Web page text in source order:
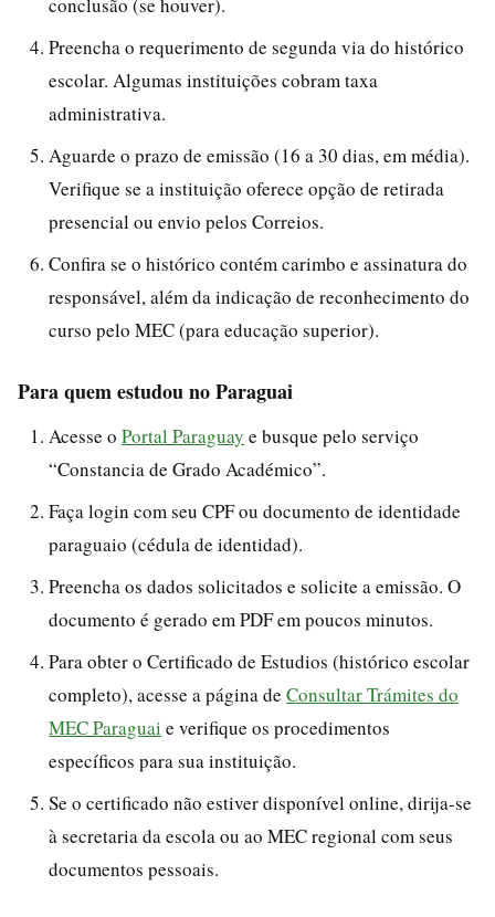
Preencha o requerimento de segunda via do histórico
escolar. Algumas instituições cobram taxa
administrativa.
Aguarde o prazo de emissão (16 a 30 dias, em média).
Verifique se a instituição oferece opção de retirada
presencial ou envio pelos Correios.
Confira se o histórico contém carimbo e assinatura do
responsável, além da indicação de reconhecimento do
curso pelo MEC (para educação superior).
Para quem estudou no Paraguai
Acesse o Portal Paraguay e busque pelo serviço
“Constancia de Grado Académico”.
Faça login com seu CPF ou documento de identidade
paraguaio (cédula de identidad).
Preencha os dados solicitados e solicite a emissão. O
documento é gerado em PDF em poucos minutos.
Para obter o Certificado de Estudios (histórico escolar
completo), acesse a página de Consultar Trámites do
MEC Paraguai e verifique os procedimentos
específicos para sua instituição.
Se o certificado não estiver disponível online, dirija-se
à secretaria da escola ou ao MEC regional com seus
documentos pessoais.